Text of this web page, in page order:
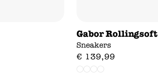
Gabor Rollingsoft
Sneakers
€ 139,99